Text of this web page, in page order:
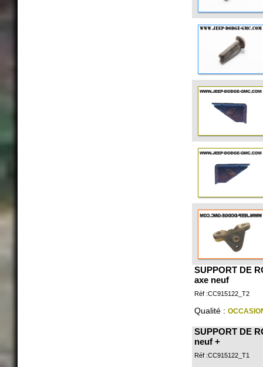
SUPPORT DE
axe neuf
Réf :CC915122_T2
Qualité :
SUPPORT DE
neuf +
Réf :CC915122_T1